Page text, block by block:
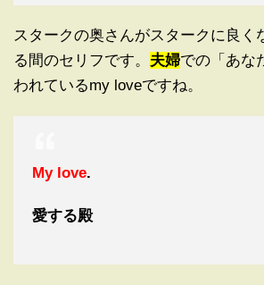
スタークの奥さんがスタークに良く
る間のセリフです。 夫婦での「あな
われているmy loveですね。
My love.
愛する殿